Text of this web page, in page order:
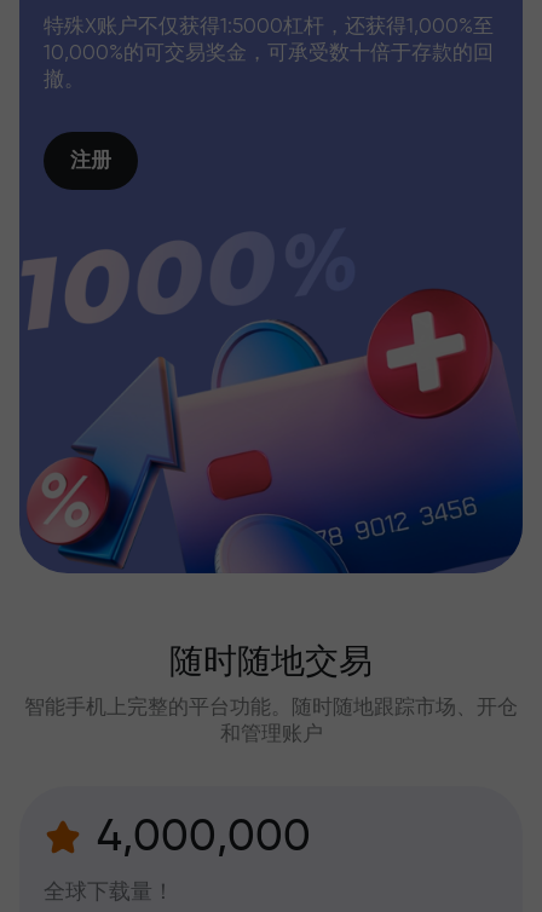
特殊X账户不仅获得1:5000杠杆，还获得1,000%至
10,000%的可交易奖金，可承受数十倍于存款的回
撤。
注册
随时随地交易
智能手机上完整的平台功能。随时随地跟踪市场、开仓
和管理账户
4,000,000
全球下载量！